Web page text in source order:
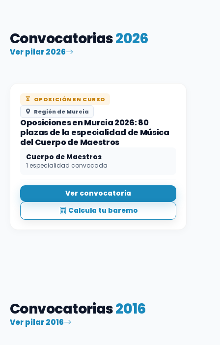
Convocatorias2026
Ver pilar 2026
OPOSICIÓN EN CURSO
Región de Murcia
Oposiciones en Murcia 2026: 80
plazas de la especialidad de Música
del Cuerpo de Maestros
Cuerpo de Maestros
1 especialidad convocada
Ver convocatoria
Calcula tu baremo
Convocatorias2016
Ver pilar 2016